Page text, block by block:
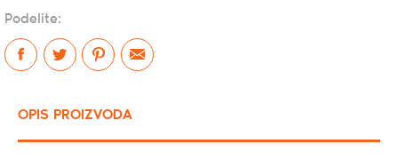
Podelite:
OPIS PROIZVODA